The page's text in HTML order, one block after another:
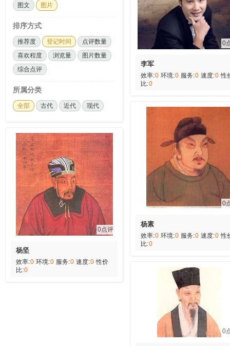
图文 图片
排序方式
推荐度 登记时间
点评数量
喜欢程度
浏览量
图片数量
综合点评
所属分类
全部 古代 近代 现代
0点评
杨坚
效率:0 环境:0 服务:0 速度:0 性价
比:0
0
李军
效率:0 环境:0 服务:0 速度:0 性
比:0
0
杨素
效率:0 环境:0 服务:0 速度:0 性
比:0
0